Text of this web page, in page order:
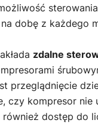
sterowania
na dobę z każdego
zdalne
przeglądnięcie
czy kompresor nie
dostęp do